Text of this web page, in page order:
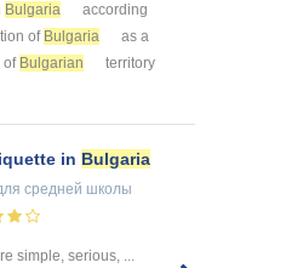
Bulgaria
according
of Bulgaria
as a
of Bulgarian
territory
in Bulgaria
средней школы
simple, serious, ...